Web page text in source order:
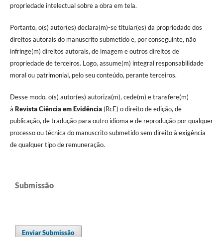
propriedade intelectual sobre a obra em tela.
Portanto, o(s) autor(es) declara(m)-se titular(es) da propriedade dos
direitos autorais do manuscrito submetido e, por conseguinte, não
infringe(m) direitos autorais, de imagem e outros direitos de
propriedade de terceiros. Logo, assume(m) integral responsabilidade
moral ou patrimonial, pelo seu conteúdo, perante terceiros.
Desse modo, o(s) autor(es) autoriza(m), cede(m) e transfere(m)
à Revista Ciência em Evidência(RcE) o direito de edição, de
publicação, de tradução para outro idioma e de reprodução por qualquer
processo ou técnica do manuscrito submetido sem direito à exigência
de qualquer tipo de remuneração.
Submissão
Enviar Submissão